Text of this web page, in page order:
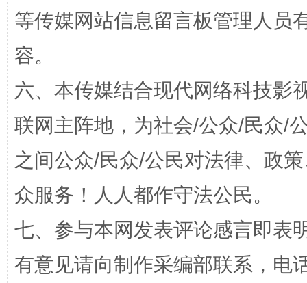
“蜀中异人”王建安的艺术幻境
等传媒网站信息留言板管理人员
容。
六、本传媒结合现代网络科技影
联网主阵地，为社会/公众/民众/
之间公众/民众/公民对法律、政
众服务！人人都作守法公民。
七、参与本网发表评论感言即表
有意见请向制作采编部联系，电